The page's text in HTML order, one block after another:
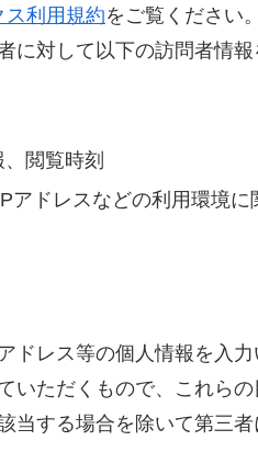
ス利用規約をご覧ください。
対して以下の訪問者情報
閲覧時刻
アドレスなどの利用環境に
レス等の個人情報を入力
ただくもので、これらの
する場合を除いて第三者